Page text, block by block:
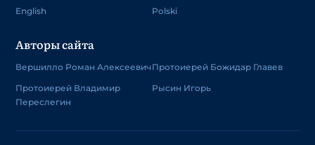
English
Polski
Авторы сайта
Вершилло Роман Алексеевич
Протоиерей Владимир
Переслегин
Протоиерей Божидар Главев
Рысин Игорь